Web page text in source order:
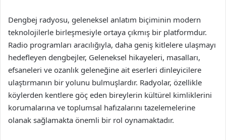
Dengbej radyosu, geleneksel anlatım biçiminin modern
teknolojilerle birleşmesiyle ortaya çıkmış bir platformdur.
Radio programları aracılığıyla, daha geniş kitlelere ulaşmayı
hedefleyen dengbejler, Geleneksel hikayeleri, masalları,
efsaneleri ve ozanlık geleneğine ait eserleri dinleyicilere
ulaştırmanın bir yolunu bulmuşlardır. Radyolar, özellikle
köylerden kentlere göç eden bireylerin kültürel kimliklerini
korumalarına ve toplumsal hafızalarını tazelemelerine
olanak sağlamakta önemli bir rol oynamaktadır.